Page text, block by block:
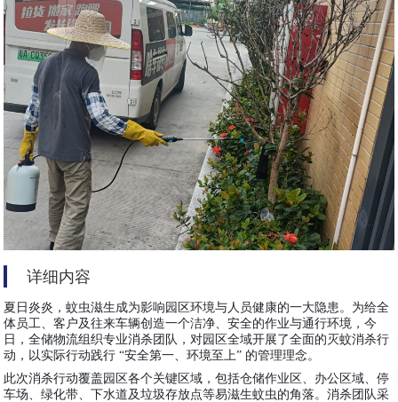
详细内容
夏日炎炎，蚊虫滋生成为影响园区环境与人员健康的一大隐患。为给全
体员工、客户及往来车辆创造一个洁净、安全的作业与通行环境，今
日，全储物流组织专业消杀团队，对园区全域开展了全面的灭蚊消杀行
动，以实际行动践行 “安全第一、环境至上” 的管理理念。
此次消杀行动覆盖园区各个关键区域，包括仓储作业区、办公区域、停
车场、绿化带、下水道及垃圾存放点等易滋生蚊虫的角落。消杀团队采